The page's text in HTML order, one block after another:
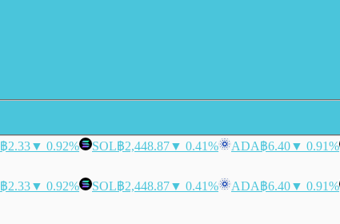
฿2.33▼ 0.92% SOL฿2,448.87▼ 0.41% ADA฿6.40▼ 0.91%
฿2.33▼ 0.92% SOL฿2,448.87▼ 0.41% ADA฿6.40▼ 0.91%